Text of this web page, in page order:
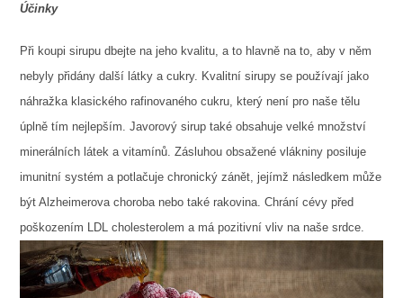
Účinky
Při koupi sirupu dbejte na jeho kvalitu, a to hlavně na to, aby v něm
nebyly přidány další látky a cukry. Kvalitní sirupy se používají jako
náhražka klasického rafinovaného cukru, který není pro naše tělu
úplně tím nejlepším. Javorový sirup také obsahuje velké množství
minerálních látek a vitamínů. Zásluhou obsažené vlákniny posiluje
imunitní systém a potlačuje chronický zánět, jejímž následkem může
být Alzheimerova choroba nebo také rakovina. Chrání cévy před
poškozením LDL cholesterolem a má pozitivní vliv na naše srdce.